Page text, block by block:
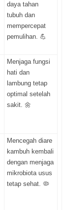
daya tahan
tubuh dan
mempercepat
pemulihan. 💪
Menjaga fungsi
hati dan
lambung tetap
optimal setelah
sakit. 🌼
Mencegah diare
kambuh kembali
dengan menjaga
mikrobiota usus
tetap sehat. 🦠